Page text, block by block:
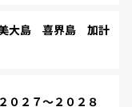
大島 喜界島 加計
２７～２０２８